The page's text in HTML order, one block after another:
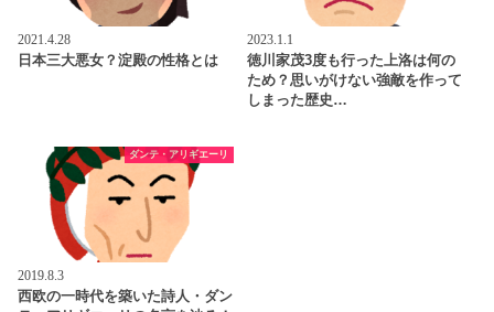
2021.4.28
日本三大悪女？淀殿の性格とは
2023.1.1
徳川家茂3度も行った上洛は何の
ため？思いがけない強敵を作って
しまった歴史…
ダンテ・アリギエーリ
2019.8.3
西欧の一時代を築いた詩人・ダン